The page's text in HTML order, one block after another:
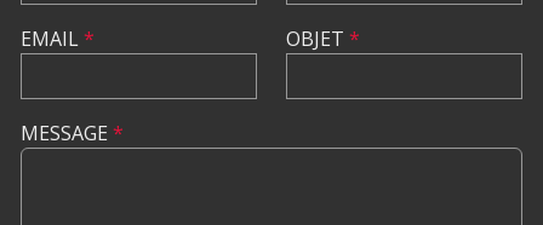
EMAIL* OBJET *
MESSAGE *